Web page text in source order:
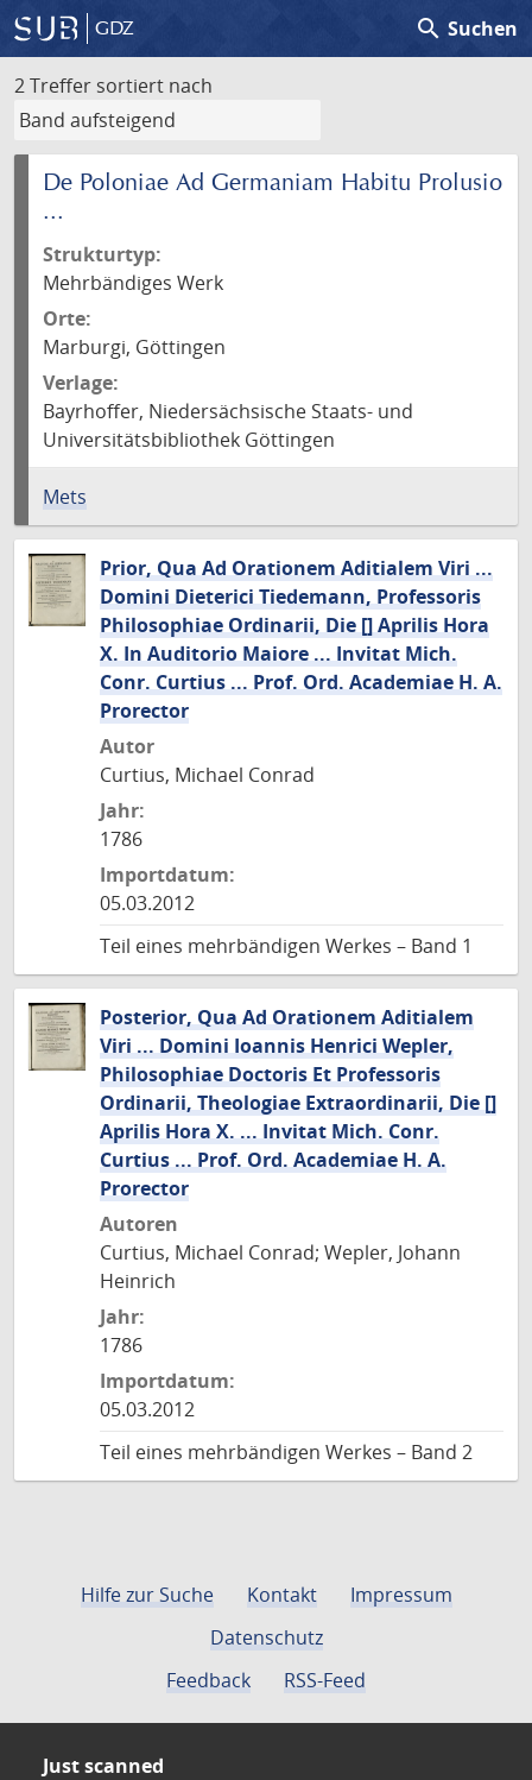
GDZ search Suchen
2 Treffer sortiert nach
De Poloniae Ad Germaniam Habitu Prolusio
...
Strukturtyp:
Mehrbändiges Werk
Orte:
Marburgi, Göttingen
Verlage:
Bayrhoffer, Niedersächsische Staats- und
Universitätsbibliothek Göttingen
Mets
Prior, Qua Ad Orationem Aditialem Viri ...
Domini Dieterici Tiedemann, Professoris
Philosophiae Ordinarii, Die [] Aprilis Hora
X. In Auditorio Maiore ... Invitat Mich.
Conr. Curtius ... Prof. Ord. Academiae H. A.
Prorector
Autor
Curtius, Michael Conrad
Jahr:
1786
Importdatum:
05.03.2012
Teil eines mehrbändigen Werkes – Band 1
Posterior, Qua Ad Orationem Aditialem
Viri ... Domini Ioannis Henrici Wepler,
Philosophiae Doctoris Et Professoris
Ordinarii, Theologiae Extraordinarii, Die []
Aprilis Hora X. ... Invitat Mich. Conr.
Curtius ... Prof. Ord. Academiae H. A.
Prorector
Autoren
Curtius, Michael Conrad; Wepler, Johann
Heinrich
Jahr:
1786
Importdatum:
05.03.2012
Teil eines mehrbändigen Werkes – Band 2
Hilfe zur Suche Kontakt
Impressum
Datenschutz
Feedback
RSS-Feed
Just scanned